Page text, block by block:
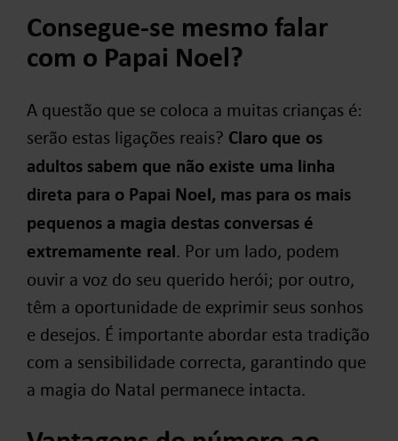
Consegue-se mesmo falar
com o Papai Noel?
A questão que se coloca a muitas crianças é:
serão estas ligações reais? Claro que os
adultos sabem que não existe uma linha
direta para o Papai Noel, mas para os mais
pequenos a magia destas conversas é
extremamente real. Por um lado, podem
ouvir a voz do seu querido herói; por outro,
têm a oportunidade de exprimir seus sonhos
e desejos. É importante abordar esta tradição
com a sensibilidade correcta, garantindo que
a magia do Natal permanece intacta.